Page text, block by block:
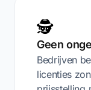
🕵️
Geen
Bedrijven
licenties